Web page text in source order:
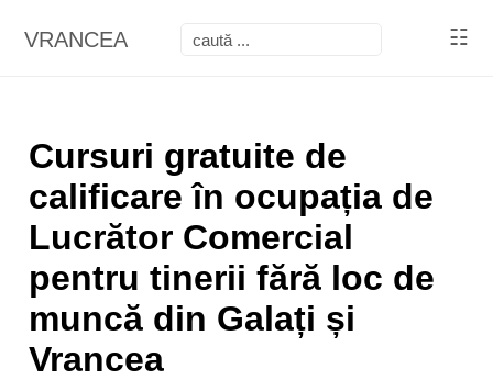
VRANCEA ☷
Cursuri gratuite de
calificare în ocupația de
Lucrător Comercial
pentru tinerii fără loc de
muncă din Galați și
Vrancea